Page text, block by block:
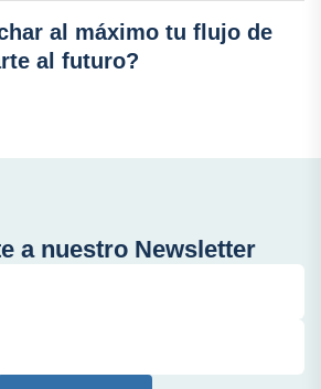
al máximo tu flujo de
al futuro?
a nuestro Newsletter